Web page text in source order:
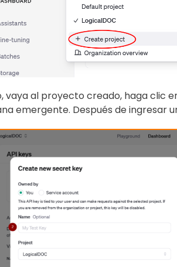
vaya al proyecto creado, haga clic
emergente. Después de ingresar